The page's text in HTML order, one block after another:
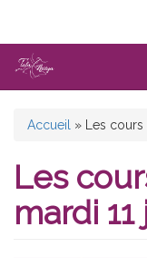
contenu
principal
Vous
ici
Accueil » Les
Les
mardi